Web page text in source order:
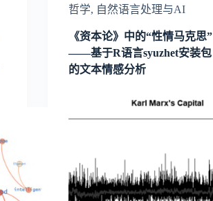
哲学, 自然语言处理与AI
《资本论》中的“性情马克思”
——基于R语言syuzhet安装包
的文本情感分析